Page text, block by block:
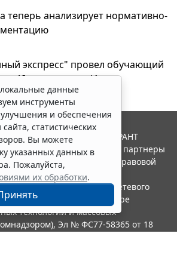
теперь анализирует нормативно-
экспресс" провел обучающий
с AI-ассистентом Искра
данные
инструменты
и обеспечения
статистических
Вы можете
указанных данных в
Пожалуйста,
их обработки.
СЕРВИС", 2026. Система ГАРАНТ
года. Компания "Гарант" и ее партнеры
Российской ассоциации правовой
в качестве сетевого
службой по надзору в сфере
технологий и массовых
Эл № ФС77-58365 от 18